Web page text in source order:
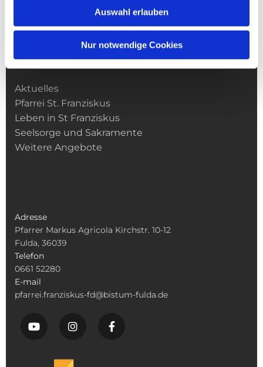
Auswahl erlauben
Nur notwendige Cookies
Kirchengemeinde­­ St. Franziskus
Aktuelles
Pfarrei St. Franziskus
Leben in St Franziskus
Seelsorge und Sakramente
Weitere Angebote
Adresse
Pfarrer Markus Agricola Kirchstr. 10-12
Fulda, 36039
Telefon
0661 52280
E-mail
pfarrei.franziskus-fd@bistum-fulda.de